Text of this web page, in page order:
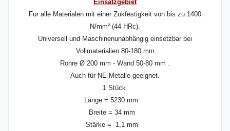
Einsatzgebiet
Für alle Materialen mit einer Zukfestigkeit von bis zu 1400
N/mm² (44 HRc).
Universell und Maschinenunabhängig einsetzbar bei
Vollmaterialien 80-180 mm
Rohre Ø 200 mm - Wand 50-80 mm .
Auch für NE-Metalle geeignet.
1 Stück
Länge = 5230 mm
Breite = 34 mm
Stärke = 1,1 mm